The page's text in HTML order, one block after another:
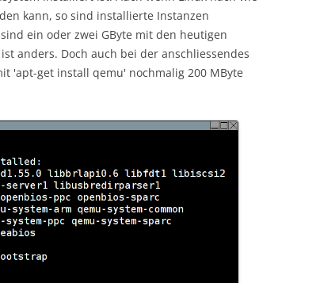
kann, so sind installierte Instanzen
ein oder zwei GByte mit den heutigen
anders. Doch auch bei der anschliessendes
'apt-get install qemu' nochmalig 200 MByte